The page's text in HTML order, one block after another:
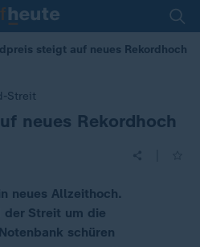
steigt auf neues Rekordhoch
Streit
neues Rekordhoch
neues Allzeithoch.
der Streit um die
schüren